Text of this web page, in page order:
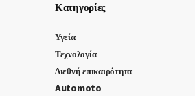
Κατηγορίες
Υγεία
Τεχνολογία
Διεθνή επικαιρότητα
Automoto